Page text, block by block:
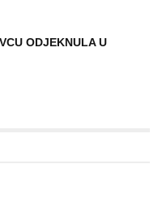
ODJEKNULA U